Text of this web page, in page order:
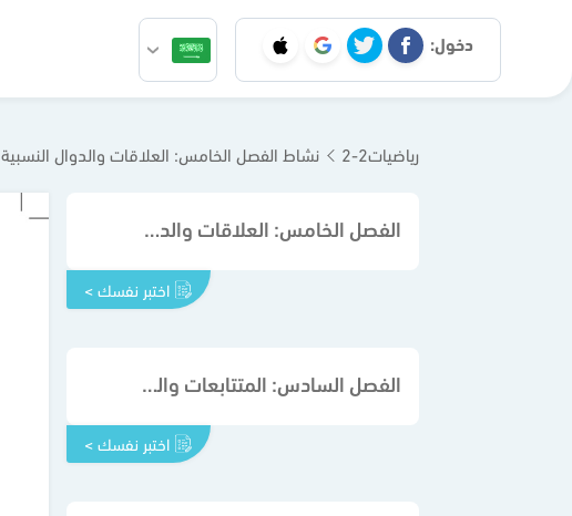
دخول:
رياضيات2-2 نشاط الفصل الخامس: العلاقات والدوال النسبية
الفصل الخامس: العلاقات والدوال النسبية
اختبر نفسك >
الفصل السادس: المتتابعات والمتسلسلات
اختبر نفسك >